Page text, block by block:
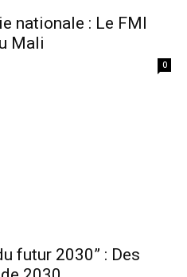
nationale : Le FMI
Mali
0
futur 2030” : Des